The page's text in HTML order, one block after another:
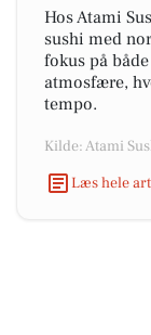
Hos Atami
sushi med
fokus på
atmosfære,
tempo.
Kilde: Atami
Læs hele